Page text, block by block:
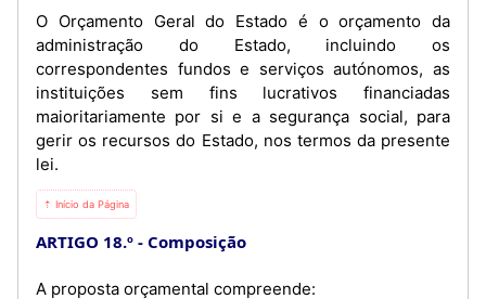
O Orçamento Geral do Estado é o orçamento da
administração do Estado, incluindo os
correspondentes fundos e serviços autónomos, as
instituições sem fins lucrativos financiadas
maioritariamente por si e a segurança social, para
gerir os recursos do Estado, nos termos da presente
lei.
⇡ Início da Página
ARTIGO 18.º Composição
A proposta orçamental compreende: